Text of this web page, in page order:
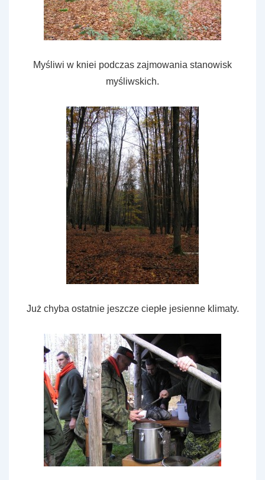
Myśliwi w kniei podczas zajmowania stanowisk
myśliwskich.
Już chyba ostatnie jeszcze ciepłe jesienne klimaty.